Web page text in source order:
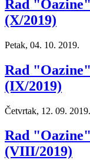
Rad
(X/2019)
Petak, 04. 10. 2019.
Rad
(IX/2019)
Četvrtak, 12. 09. 2019.
Rad
(VIII/2019)